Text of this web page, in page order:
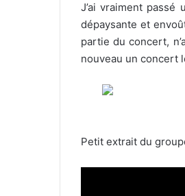
J’ai vraiment
dépaysante et
partie du concert,
nouveau un concert
Petit extrait du